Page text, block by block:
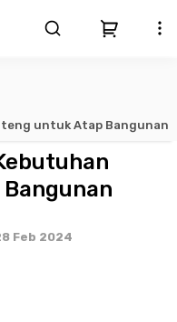
Kebakaran
untuk Atap Bangunan
Feb 2024